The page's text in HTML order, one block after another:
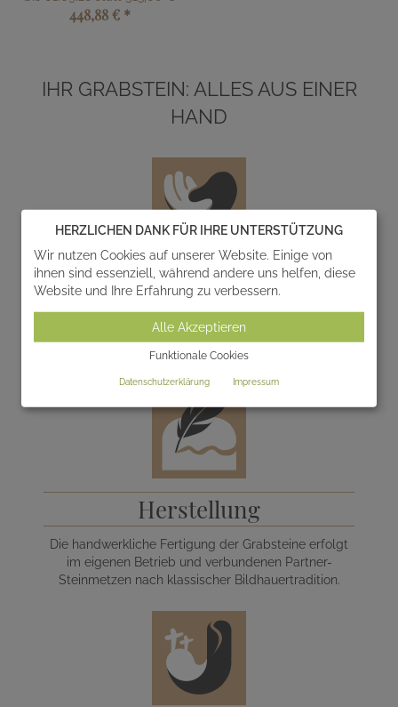
448,88 € *
IHR GRABSTEIN: ALLES AUS EINER
HAND
Entwurf
Wir entwerfen und realisieren gemeinsam mit Ihnen
einzigartige Gedenksteine zur individuellen
Gestaltung von Grabanlagen.
Herstellung
Die handwerkliche Fertigung der Grabsteine erfolgt
im eigenen Betrieb und verbundenen Partner-
Steinmetzen nach klassischer Bildhauertradition.
HERZLICHEN DANK FÜR IHRE UNTERSTÜTZUNG
Wir nutzen Cookies auf unserer Website. Einige von
ihnen sind essenziell, während andere uns helfen, diese
Website und Ihre Erfahrung zu verbessern.
Alle Akzeptieren
Funktionale Cookies
Datenschutzerklärung Impressum